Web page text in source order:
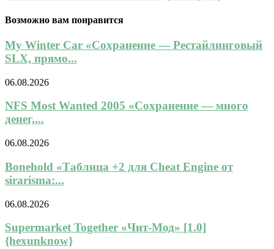
Возможно вам понравится
My Winter Car «Сохранение — Рестайлинговый
SLX, прямо...
06.08.2026
NFS Most Wanted 2005 «Сохранение — много
денег,...
06.08.2026
Bonehold «Таблица +2 для Cheat Engine от
sirarisma:...
06.08.2026
Supermarket Together «Чит-Мод» [1.0]
{hexunknow}